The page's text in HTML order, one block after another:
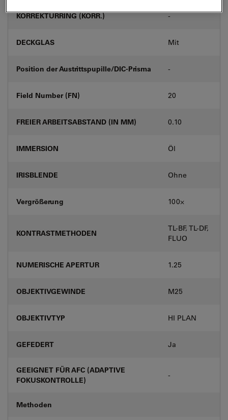
KORREKTURRING (KORR.) -
DECKGLAS Mit
Position der Austrittspupille/DIC-Prisma -
Field Number (FN) 20
FREIER ARBEITSABSTAND (IN MM) 0.10
IMMERSION Öl
IRISBLENDE Ohne
Vergrößerung 100⨉
KONTRASTMETHODEN
TL-BF, TL-DF,
FLUO
NUMERISCHE APERTUR 1.25
OBJEKTIVGEWINDE M25
OBJEKTIVTYP HI PLAN
GEFEDERT Ja
GEEIGNET FÜR AFC (ADAPTIVE
FOKUSKONTROLLE)
-
Methoden